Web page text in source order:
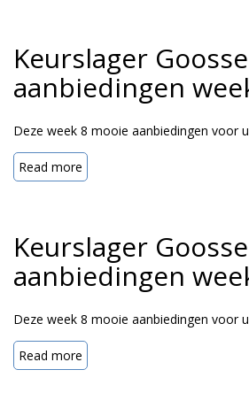
Keurslager
aanbiedingen
Deze week 8 mooie aanbiedingen voor
Read more
Keurslager
aanbiedingen
Deze week 8 mooie aanbiedingen voor
Read more